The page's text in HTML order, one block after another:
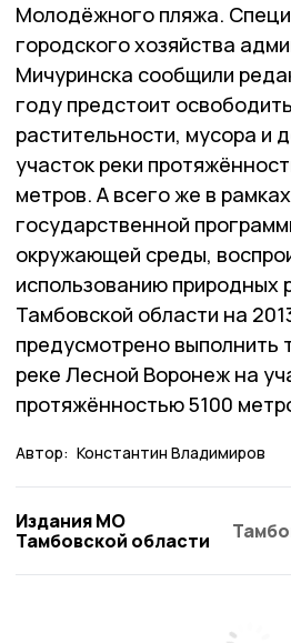
Молодёжного пляжа.
городского хозяйства
Мичуринска сообщили
году предстоит
растительности, мусора и
участок реки
метров. А всего же в
государственной
окружающей среды,
использованию природных
Тамбовской области на
предусмотрено выполнить
реке Лесной Воронеж на
протяжённостью 5100
Автор: Константин Владимиров
Издания МО
Тамбовской области